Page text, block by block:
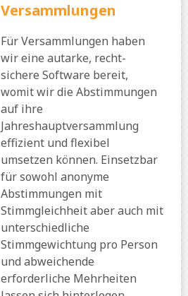
Versammlungen
Für Versammlungen haben
wir eine autarke, recht-
sichere Software bereit,
womit wir die Abstimmungen
auf ihre
Jahreshauptversammlung
effizient und flexibel
umsetzen können. Einsetzbar
für sowohl anonyme
Abstimmungen mit
Stimmgleichheit aber auch mit
unterschiedliche
Stimmgewichtung pro Person
und abweichende
erforderliche Mehrheiten